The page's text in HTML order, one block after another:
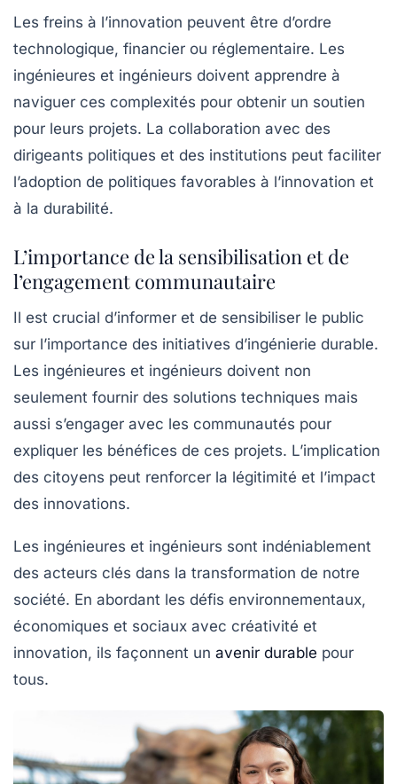
Les freins à l’innovation peuvent être d’ordre
technologique, financier ou réglementaire. Les
ingénieures et ingénieurs doivent apprendre à
naviguer ces complexités pour obtenir un soutien
pour leurs projets. La collaboration avec des
dirigeants politiques et des institutions peut faciliter
l’adoption de politiques favorables à l’innovation et
à la durabilité.
L’importance de la sensibilisation et de
l’engagement communautaire
Il est crucial d’informer et de sensibiliser le public
sur l’importance des initiatives d’ingénierie durable.
Les ingénieures et ingénieurs doivent non
seulement fournir des solutions techniques mais
aussi s’engager avec les communautés pour
expliquer les bénéfices de ces projets. L’implication
des citoyens peut renforcer la légitimité et l’impact
des innovations.
Les ingénieures et ingénieurs sont indéniablement
des acteurs clés dans la transformation de notre
société. En abordant les défis environnementaux,
économiques et sociaux avec créativité et
innovation, ils façonnent un avenir durable pour
tous.